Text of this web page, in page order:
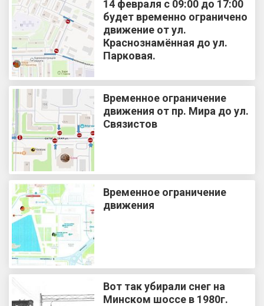
14 февраля с 09:00 до 17:00
будет временно ограничено
движение от ул.
Краснознамённая до ул.
Парковая.
Временное ограничение
движения от пр. Мира до ул.
Связистов
Временное ограничение
движения
Вот так убирали снег на
Минском шоссе в 1980г.